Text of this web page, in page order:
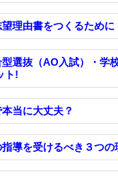
望理由書をつくるために
型選抜（AO入試）・学
ト!
当に大丈夫？
導を受けるべき３つの